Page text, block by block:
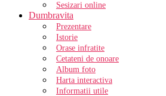
Sesizari online
Dumbravita
Prezentare
Istorie
Orase infratite
Cetateni de onoare
Album foto
Harta interactiva
Informatii utile